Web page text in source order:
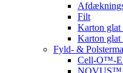
Filt
Karton glat
Karton glat
Fyld- &
Cell-O™-
NOVUS™